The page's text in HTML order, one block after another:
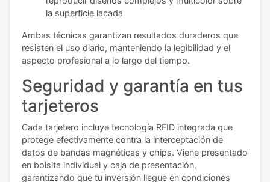
la superficie lacada
Ambas técnicas garantizan resultados duraderos que
resisten el uso diario, manteniendo la legibilidad y el
aspecto profesional a lo largo del tiempo.
Seguridad y garantía en tus
tarjeteros
Cada tarjetero incluye tecnología RFID integrada que
protege efectivamente contra la interceptación de
datos de bandas magnéticas y chips. Viene presentado
en bolsita individual y caja de presentación,
garantizando que tu inversión llegue en condiciones